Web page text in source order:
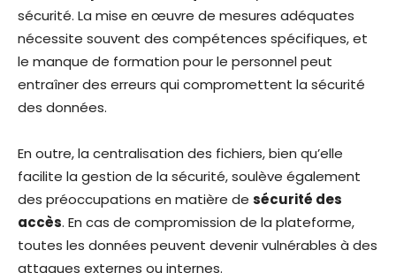
sécurité. La mise en œuvre de mesures adéquates
nécessite souvent des compétences spécifiques, et
le manque de formation pour le personnel peut
entraîner des erreurs qui compromettent la sécurité
des données.
En outre, la centralisation des fichiers, bien qu’elle
facilite la gestion de la sécurité, soulève également
des préoccupations en matière de sécurité des
accès. En cas de compromission de la plateforme,
toutes les données peuvent devenir vulnérables à des
attaques externes ou internes.